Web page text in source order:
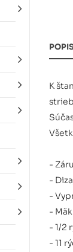
K
-
-
-
-
- 1/2
- 11